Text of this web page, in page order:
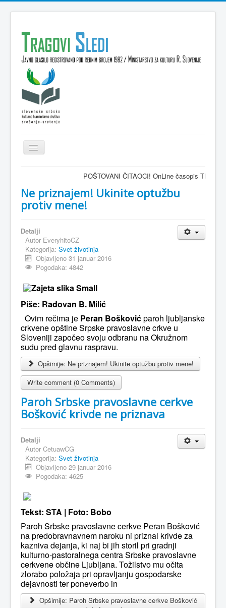
Isključi
navigaciju
VESTI
KULTURA
MAGAZIN
FELJTON
PISMA ČITALACA
IMPRESUM
POŠTOVANI ČITAOCI! OnLine časopis
Ne priznajem! Ukinite optužbu
protiv mene!
Detalji
Autor EveryhitoCZ
Kategorija: Svet životinja
Objavljeno 31 januar 2016
Pogodaka: 4842
Piše: Radovan B. Milić
Ovim rečima je Peran Boškovićparoh ljubljanske
crkvene opštine Srpske pravoslavne crkve u
Sloveniji započeo svoju odbranu na Okružnom
sudu pred glavnu raspravu.
Opširnije: Ne priznajem! Ukinite optužbu protiv mene!
Write comment (0 Comments)
Paroh Srbske pravoslavne cerkve
Bošković krivde ne priznava
Detalji
Autor CetuawCG
Kategorija: Svet životinja
Objavljeno 29 januar 2016
Pogodaka: 4625
Tekst: STA | Foto: Bobo
Paroh Srbske pravoslavne cerkve Peran Bošković
na predobravnavnem naroku ni priznal krivde za
kazniva dejanja, ki naj bi jih storil pri gradnji
kulturno-pastoralnega centra Srbske pravoslavne
cerkvene občine Ljubljana. Tožilstvo mu očita
zlorabo položaja pri opravljanju gospodarske
dejavnosti ter poneverbo in
Opširnije: Paroh Srbske pravoslavne cerkve Bošković